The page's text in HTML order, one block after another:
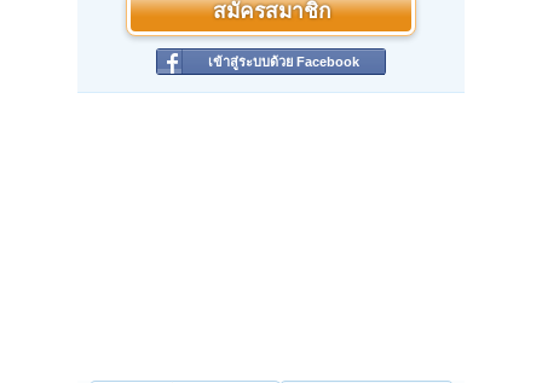
สมัครสมาชิก
เข้าสู่ระบบด้วย Facebook